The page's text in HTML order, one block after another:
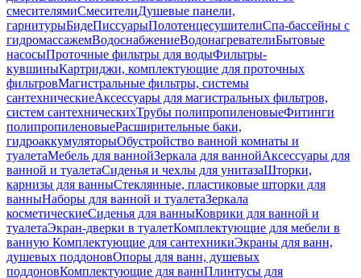
смесителямиСмесителиДушевые панели,
гарнитурыБидеПиссуарыПолотенцесушителиСпа-бассейны с
гидромассажемВодоснабжениеВодонагревателиБытовые
насосыПроточные фильтры для водыФильтры-
кувшиныКартриджи, комплектующие для проточных
фильтровМагистральные фильтры, системы
сантехническиеАксессуары для магистральных фильтров,
систем сантехническихТрубы полипропиленовыеФитинги
полипропиленовыеРасширительные баки,
гидроаккумуляторыОбустройство ванной комнаты и
туалетаМебель для ваннойЗеркала для ваннойАксессуары для
ванной и туалетаСиденья и чехлы для унитазаШторки,
карнизы для ванныСтеклянные, пластиковые шторки для
ванныНаборы для ванной и туалетаЗеркала
косметическиеСиденья для ванныКоврики для ванной и
туалетаЭкран-дверки в туалетКомплектующие для мебели в
ванную Комплектующие для сантехникиЭкраны для ванн,
душевых поддоновОпоры для ванн, душевых
поддоновКомплектующие для ваннПлинтусы для